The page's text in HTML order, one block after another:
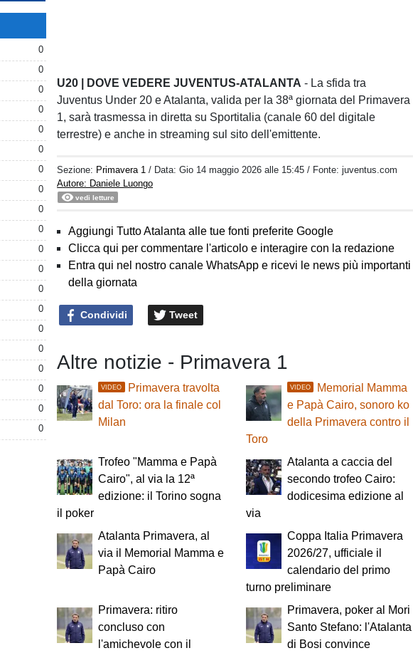
0
0
0
0
0
0
0
0
0
0
0
0
0
0
0
0
0
0
0
0
U20 | DOVE VEDERE JUVENTUS-ATALANTA - La sfida tra
Juventus Under 20 e Atalanta, valida per la 38ª giornata del Primavera
1, sarà trasmessa in diretta su Sportitalia (canale 60 del digitale
terrestre) e anche in streaming sul sito dell'emittente.
Sezione: Primavera 1 / Data:Gio 14 maggio 2026 alle 15:45 / Fonte: juventus.com
Autore: Daniele Luongo
vedi letture
Aggiungi Tutto Atalanta alle tue fonti preferite Google
Clicca qui per commentare l'articolo e interagire con la redazione
Entra qui nel nostro canale WhatsApp e ricevi le news più importanti
della giornata
Condividi Tweet
Altre notizie - Primavera 1
VIDEO
Primavera travolta
dal Toro: ora la finale col
Milan
VIDEO
Memorial Mamma
e Papà Cairo, sonoro ko
della Primavera contro il
Toro
Trofeo "Mamma e Papà
Cairo", al via la 12ª
edizione: il Torino sogna
il poker
Atalanta a caccia del
secondo trofeo Cairo:
dodicesima edizione al
via
Atalanta Primavera, al
via il Memorial Mamma e
Papà Cairo
Coppa Italia Primavera
2026/27, ufficiale il
calendario del primo
turno preliminare
Primavera: ritiro
concluso con
l'amichevole con il
Primavera, poker al Mori
Santo Stefano: l'Atalanta
di Bosi convince